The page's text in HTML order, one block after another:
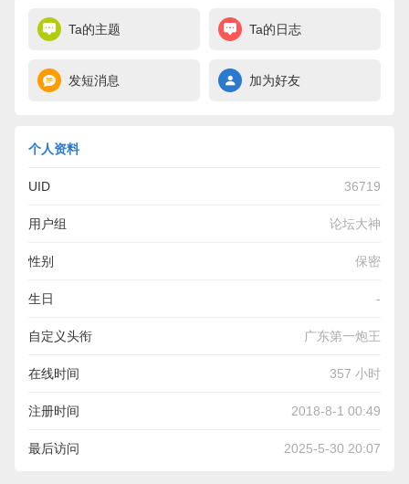
Ta的主题 Ta的日志
发短消息 加为好友
个人资料
UID 36719
用户组 论坛大神
性别 保密
生日 -
自定义头衔 广东第一炮王
在线时间 357 小时
注册时间 2018-8-1 00:49
最后访问 2025-5-30 20:07